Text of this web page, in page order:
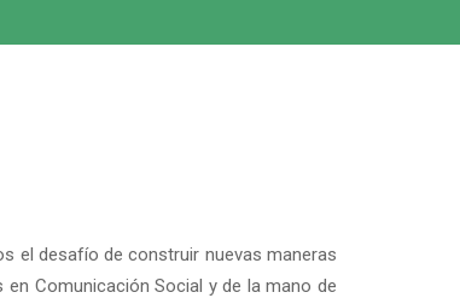
el desafío de construir nuevas maneras
Comunicación Social y de la mano de